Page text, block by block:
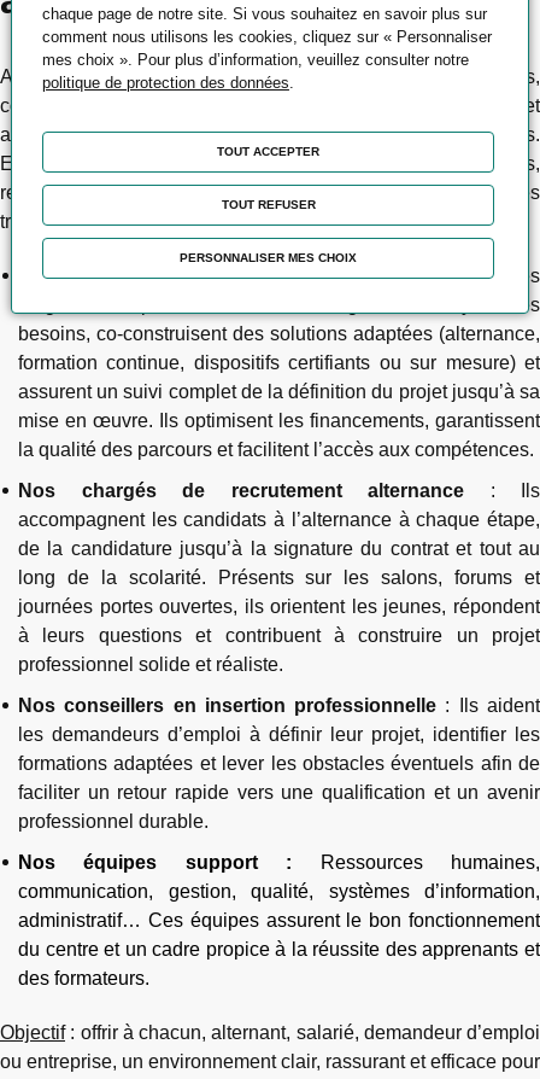
Au-delà de la formation, nos équipes administratives,
commerciales, insertion professionnelle, mobilité et
accompagnement social facilitent chaque étape du parcours.
Elles assurent un suivi personnalisé, simplifient les démarches,
renforcent le lien avec les entreprises et sécurisent les
transitions professionnelles.
Nos chargés d’affaires: Interlocuteurs privilégiés des
dirigeants, responsables RH et managers, ils analysent les
besoins, co-construisent des solutions adaptées (alternance,
formation continue, dispositifs certifiants ou sur mesure) et
assurent un suivi complet de la définition du projet jusqu’à sa
mise en œuvre. Ils optimisent les financements, garantissent
la qualité des parcours et facilitent l’accès aux compétences.
Nos chargés de recrutement alternance : Ils
accompagnent les candidats à l’alternance à chaque étape,
de la candidature jusqu’à la signature du contrat et tout au
long de la scolarité. Présents sur les salons, forums et
journées portes ouvertes, ils orientent les jeunes, répondent
à leurs questions et contribuent à construire un projet
professionnel solide et réaliste.
Nos conseillers en insertion professionnelle : Ils aident
les demandeurs d’emploi à définir leur projet, identifier les
formations adaptées et lever les obstacles éventuels afin de
faciliter un retour rapide vers une qualification et un avenir
professionnel durable.
Nos équipes support :
Ressources humaines,
communication, gestion, qualité, systèmes d’information,
administratif… Ces équipes assurent le bon fonctionnement
du centre et un cadre propice à la réussite des apprenants et
des formateurs.
Objectif: offrir à chacun, alternant, salarié, demandeur d’emploi
ou entreprise, un environnement clair, rassurant et efficace pour
chaque page de notre site. Si vous souhaitez en savoir plus sur
comment nous utilisons les cookies, cliquez sur « Personnaliser
mes choix ». Pour plus d’information, veuillez consulter notre
politique de protection des données
TOUT ACCEPTER
TOUT REFUSER
PERSONNALISER MES CHOIX